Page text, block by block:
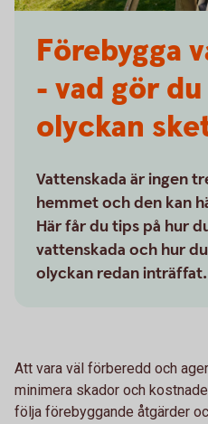
Förebygga
- vad gör
olyckan
Vattenskada är ingen
hemmet och den kan
Här får du tips på hur
vattenskada och hur
olyckan redan inträffat.
Att vara väl förberedd och
minimera skador och
följa förebyggande åtgärder